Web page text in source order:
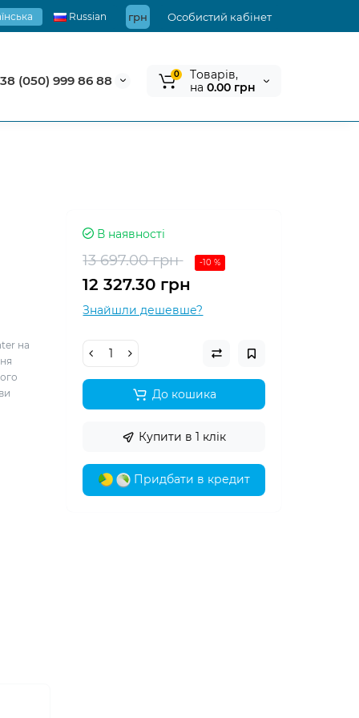
Особистий кабінет
грн
Russian
(050) 999 86 88 0
Tоварів,
на 0.00 грн
на
В наявності
13 697.00 грн -10 %
12 327.30 грн
Знайшли дешевше?
До кошика
Купити в 1 клік
Придбати в кредит